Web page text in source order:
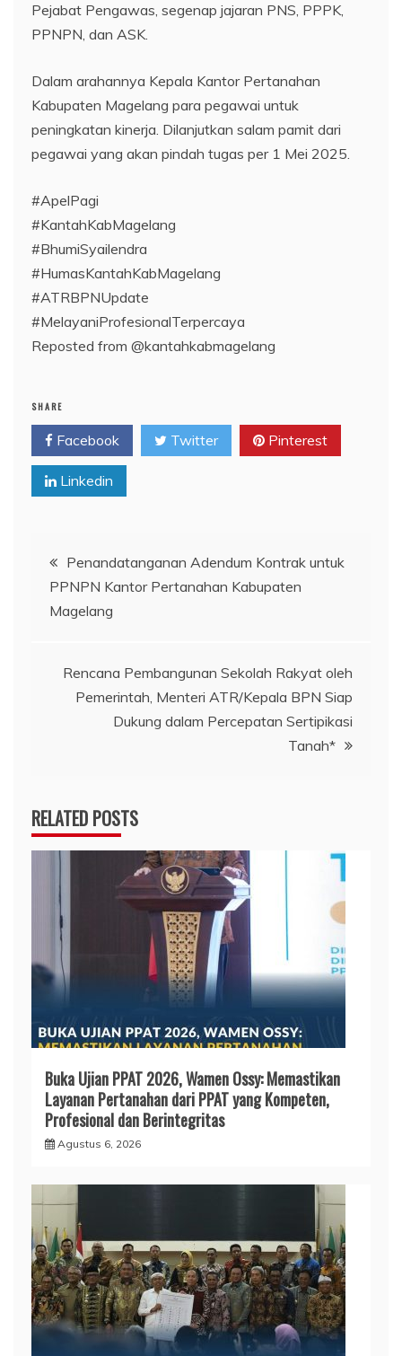
Pejabat Pengawas, segenap jajaran PNS, PPPK,
PPNPN, dan ASK.
Dalam arahannya Kepala Kantor Pertanahan
Kabupaten Magelang para pegawai untuk
peningkatan kinerja. Dilanjutkan salam pamit dari
pegawai yang akan pindah tugas per 1 Mei 2025.
#ApelPagi
#KantahKabMagelang
#BhumiSyailendra
#HumasKantahKabMagelang
#ATRBPNUpdate
#MelayaniProfesionalTerpercaya
Reposted from @kantahkabmagelang
SHARE
Facebook Twitter Pinterest
Linkedin
Navigasi
pos
Penandatanganan Adendum Kontrak untuk
PPNPN Kantor Pertanahan Kabupaten
Magelang
Rencana Pembangunan Sekolah Rakyat oleh
Pemerintah, Menteri ATR/Kepala BPN Siap
Dukung dalam Percepatan Sertipikasi
Tanah*
RELATED POSTS
Buka Ujian PPAT 2026, Wamen Ossy: Memastikan
Layanan Pertanahan dari PPAT yang Kompeten,
Profesional dan Berintegritas
Agustus 6, 2026